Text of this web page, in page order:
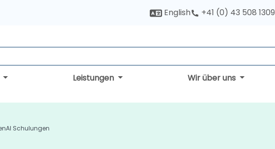
English +41 (0) 43 508 1309
Leistungen Wir über uns
Schulungen